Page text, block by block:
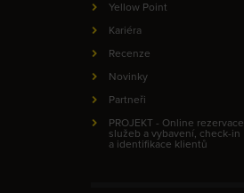
Yellow Point
Kariéra
Recenze
Novinky
Partneři
PROJEKT - Online rezervace
služeb a vybavení, check-in
a identifikace klientů